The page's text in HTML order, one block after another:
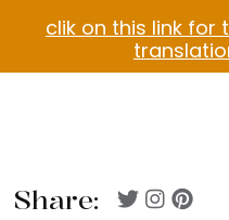
Share:
clik on this link for